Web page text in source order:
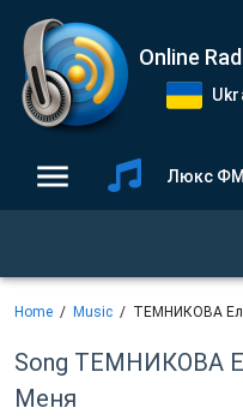
Online
Люкс ФМ
Home Music ТЕМНИКОВА
Song ТЕМНИКОВА
Меня